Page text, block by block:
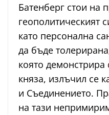
Батенберг стои на
геополитическият
като персонална
да бъде
която демонстрира
княза, излъчил се
и Съединението.
на тази